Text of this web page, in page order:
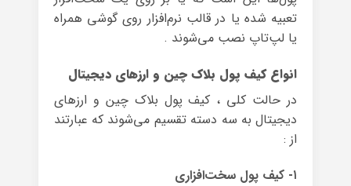
تعبیه شده یا در قالب نرم‌افزار روی گوشی همراه
یا لپ‌تاپ نصب می‌شوند .
انواع کیف پول بلاک چین و ارزهای دیجیتال
در حالت کلی ، کیف پول بلاک چین و ارزهای
دیجیتال به سه دسته تقسیم می‌شوند که عبارتند
از :
۱- کیف پول سخت‌افزاری